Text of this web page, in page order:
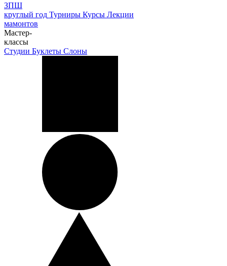
ЗПШ
круглый год Турниры Курсы Лекции
мамонтов
Мастер-
классы
Студии Буклеты Слоны